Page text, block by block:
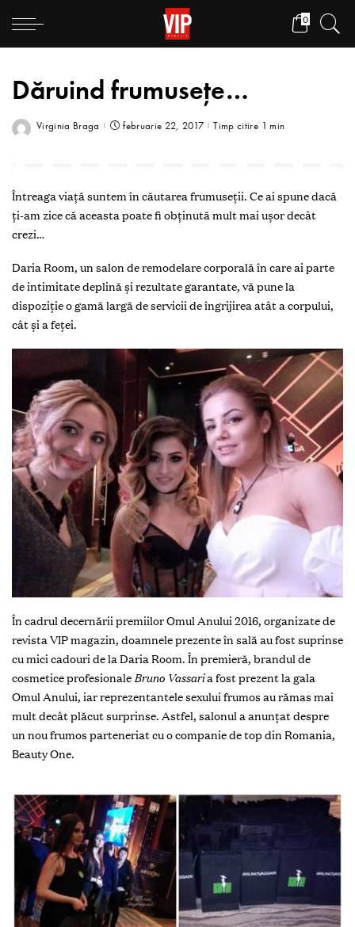
0
Dăruind frumusețe…
Virginia Braga februarie 22, 2017 Timp citire 1 min
Întreaga viață suntem în căutarea frumuseții. Ce ai spune dacă
ți-am zice că aceasta poate fi obținută mult mai ușor decât
crezi…
Daria Room, un salon de remodelare corporală în care ai parte
de intimitate deplină și rezultate garantate, vă pune la
dispoziție o gamă largă de servicii de îngrijirea atât a corpului,
cât și a feței.
În cadrul decernării premiilor Omul Anului 2016, organizate de
revista VIP magazin, doamnele prezente în sală au fost suprinse
cu mici cadouri de la Daria Room. În premieră, brandul de
cosmetice profesionaleBruno Vassaria fost prezentla gala
Omul Anului, iar reprezentantele sexului frumos au rămas mai
mult decât plăcut surprinse. Astfel, salonul a anunțat despre
un nou frumos parteneriat cu o companie de top din Romania,
Beauty One.